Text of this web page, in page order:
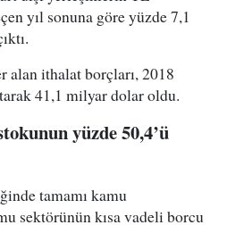
yıl sonuna göre yüzde 7,1
alan ithalat borçları, 2018
41,1 milyar dolar oldu.
yüzde 50,4’ü
tamamı kamu
sektörünün kısa vadeli borcu